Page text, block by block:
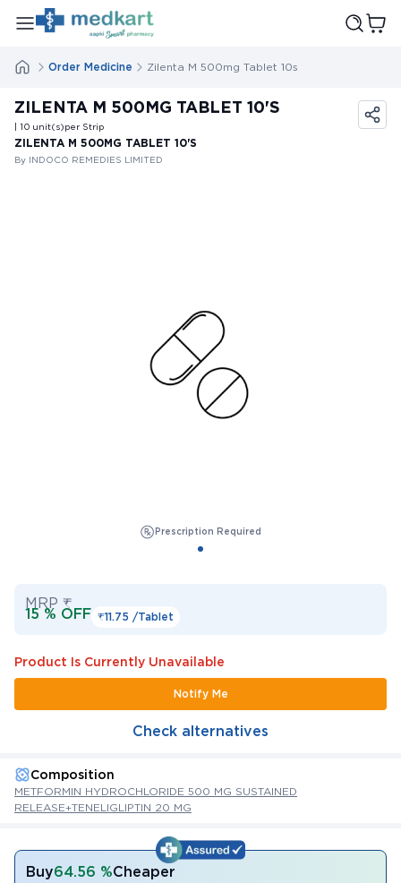
Order Medicine Zilenta M 500mg Tablet 10s
ZILENTA M 500MG TABLET 10'S
| 10 unit(s)per Strip
ZILENTA M 500MG TABLET 10'S
By INDOCO REMEDIES LIMITED
Prescription Required
MRP ₹
15 % OFF ₹11.75 /Tablet
Product Is Currently Unavailable
Notify Me
Check alternatives
Composition
METFORMIN HYDROCHLORIDE 500 MG SUSTAINED
RELEASE+TENELIGLIPTIN 20 MG
Buy64.56 %Cheaper